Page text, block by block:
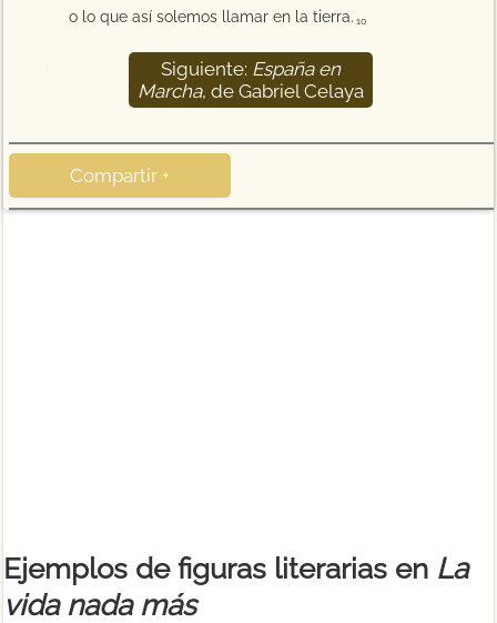
o lo que así solemos llamar en la tierra. 10
Siguiente: España en
Marcha, de Gabriel Celaya
Compartir +
Ejemplos de figuras literarias en La
vida nada más